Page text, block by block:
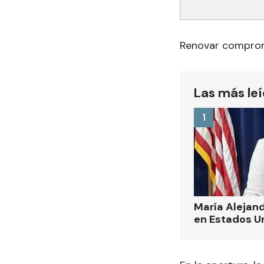
Renovar
Las más
María
en Estados
1